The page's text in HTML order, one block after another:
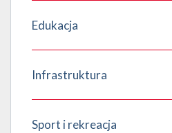
Edukacja
Infrastruktura
Sport i rekreacja